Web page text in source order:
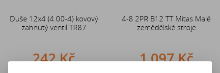
Duše 12x4 (4.00-4) kovový
zahnutý ventil TR87
242 Kč
4-8 2PR B12 TT Mitas Malé
zemědělské stroje
1 097 Kč